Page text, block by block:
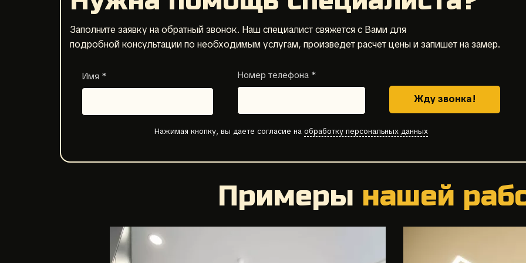
Заполните заявку на обратный звонок. Наш специалист свяжется с Вами для
подробной консультации по необходимым услугам, произведет расчет цены и запишет на замер.
Имя * Номер телефона *
Жду звонка!
Нажимая кнопку, вы даете согласие на обработку персональных данных
Примеры нашей